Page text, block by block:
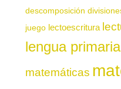
descomposición
juego lectoescritura
lengua primaria
matemáticas